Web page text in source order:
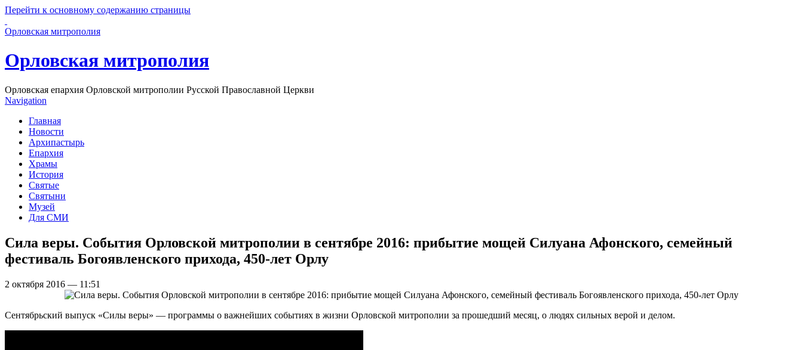
Перейти к основному содержанию страницы
Орловская митрополия
Орловская митрополия
Орловская епархия Орловской митрополии Русской Православной Церкви
Navigation
Главная
Новости
Архипастырь
Епархия
Храмы
История
Святые
Святыни
Музей
Для СМИ
Сила веры. События Орловской митрополии в сентябре 2016: прибытие мощей Силуана Афонского, семейный
фестиваль Богоявленского прихода, 450-лет Орлу
2 октября 2016 — 11:51
Сентябрьский выпуск «Силы веры» — программы о важнейших событиях в жизни Орловской митрополии за прошедший месяц, о людях сильных верой и делом.